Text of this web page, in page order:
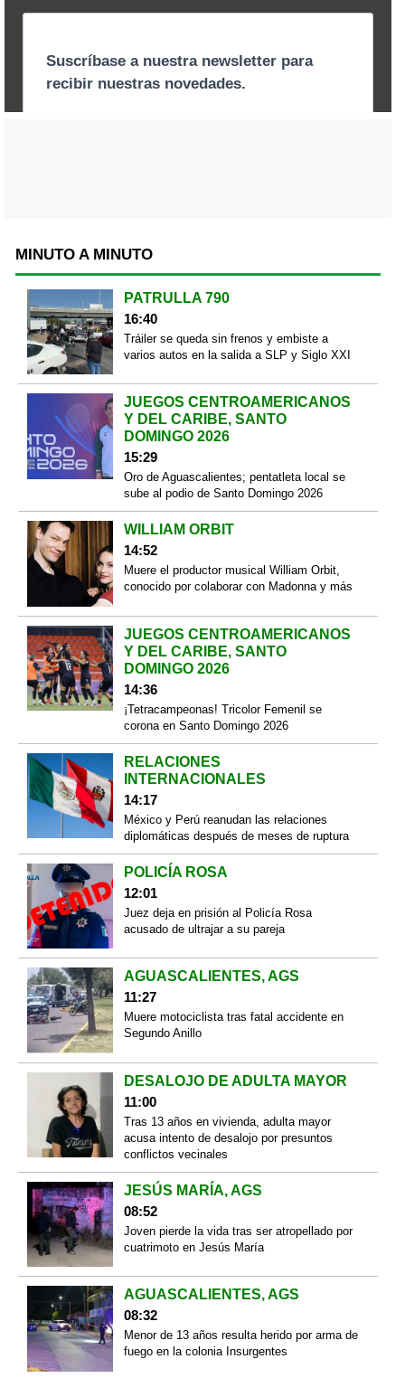
MINUTO A MINUTO
PATRULLA 790
16:40
Tráiler se queda sin frenos y embiste a
varios autos en la salida a SLP y Siglo XXI
JUEGOS CENTROAMERICANOS
Y DEL CARIBE, SANTO
DOMINGO 2026
15:29
Oro de Aguascalientes; pentatleta local se
sube al podio de Santo Domingo 2026
WILLIAM ORBIT
14:52
Muere el productor musical William Orbit,
conocido por colaborar con Madonna y más
JUEGOS CENTROAMERICANOS
Y DEL CARIBE, SANTO
DOMINGO 2026
14:36
¡Tetracampeonas! Tricolor Femenil se
corona en Santo Domingo 2026
RELACIONES
INTERNACIONALES
14:17
México y Perú reanudan las relaciones
diplomáticas después de meses de ruptura
POLICÍA ROSA
12:01
Juez deja en prisión al Policía Rosa
acusado de ultrajar a su pareja
AGUASCALIENTES, AGS
11:27
Muere motociclista tras fatal accidente en
Segundo Anillo
DESALOJO DE ADULTA MAYOR
11:00
Tras 13 años en vivienda, adulta mayor
acusa intento de desalojo por presuntos
conflictos vecinales
JESÚS MARÍA, AGS
08:52
Joven pierde la vida tras ser atropellado por
cuatrimoto en Jesús María
AGUASCALIENTES, AGS
08:32
Menor de 13 años resulta herido por arma de
fuego en la colonia Insurgentes